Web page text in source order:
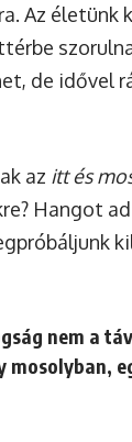
Az életünk
de idővel
az itt és
Hangot
nem a